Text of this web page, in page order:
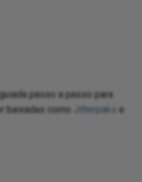
passo a passo para
baixadas como
Jitterpaks e